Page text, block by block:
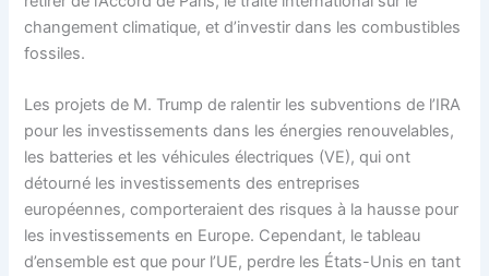
changement climatique, et d’investir dans les combustibles
fossiles.
Les projets de M. Trump de ralentir les subventions de l’IRA
pour les investissements dans les énergies renouvelables,
les batteries et les véhicules électriques (VE), qui ont
détourné les investissements des entreprises
européennes, comporteraient des risques à la hausse pour
les investissements en Europe. Cependant, le tableau
d’ensemble est que pour l’UE, perdre les États-Unis en tant